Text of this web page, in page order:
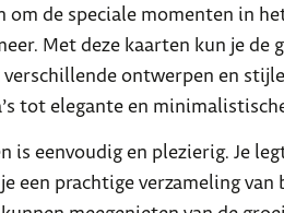
de speciale momenten in
Met deze kaarten kun je
ontwerpen en
tot elegante en
is eenvoudig en plezierig. Je
een prachtige verzameling